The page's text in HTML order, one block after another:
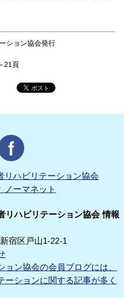
ション協会発行
21頁
リハビリテーション協会
ノーマネット
ハビリテーション協会 情報
宿区戸山1-22-1
ョン協会の会員ブログには、
ーションに関する記事が多く